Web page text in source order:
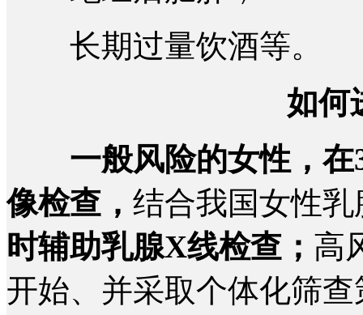
长期过量饮酒等。
如何
一般风险的女性，
像检查， 结合我国女性
时辅助乳腺X线检查； 高
开始、并采取个体化筛